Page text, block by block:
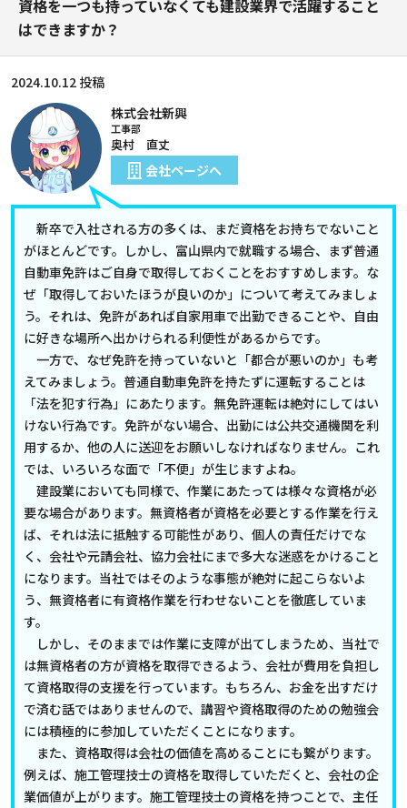
資格を一つも持っていなくても建設業界で活躍すること
はできますか？
2024.10.12 投稿
株式会社新興
工事部
奥村 直丈
会社ページへ
新卒で入社される方の多くは、まだ資格をお持ちでないこと
がほとんどです。しかし、富山県内で就職する場合、まず普通
自動車免許はご自身で取得しておくことをおすすめします。な
ぜ「取得しておいたほうが良いのか」について考えてみましょ
う。それは、免許があれば自家用車で出勤できることや、自由
に好きな場所へ出かけられる利便性があるからです。
一方で、なぜ免許を持っていないと「都合が悪いのか」も考
えてみましょう。普通自動車免許を持たずに運転することは
「法を犯す行為」にあたります。無免許運転は絶対にしてはい
けない行為です。免許がない場合、出勤には公共交通機関を利
用するか、他の人に送迎をお願いしなければなりません。これ
では、いろいろな面で「不便」が生じますよね。
建設業においても同様で、作業にあたっては様々な資格が必
要な場合があります。無資格者が資格を必要とする作業を行え
ば、それは法に抵触する可能性があり、個人の責任だけでな
く、会社や元請会社、協力会社にまで多大な迷惑をかけること
になります。当社ではそのような事態が絶対に起こらないよ
う、無資格者に有資格作業を行わせないことを徹底していま
す。
しかし、そのままでは作業に支障が出てしまうため、当社で
は無資格者の方が資格を取得できるよう、会社が費用を負担し
て資格取得の支援を行っています。もちろん、お金を出すだけ
で済む話ではありませんので、講習や資格取得のための勉強会
には積極的に参加していただくことになります。
また、資格取得は会社の価値を高めることにも繋がります。
例えば、施工管理技士の資格を取得していただくと、会社の企
業価値が上がります。施工管理技士の資格を持つことで、主任